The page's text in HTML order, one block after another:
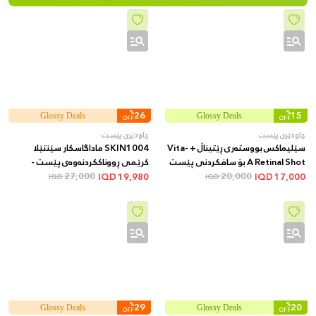
15
%
OFF
Glossy Deals
چاودێری پێست
سێلیماکس بووستەری ڕێتیناڵ + Vita-
A Retinal Shot بۆ سافکردنی پێست
و کەمکردنەوەی کونەکان و هێڵە
17,000
20,000
IQD
26
%
OFF
Glossy Deals
چاودێری پێست
SKIN1004 ماداگاسکار سێنتێلا
کرێمی ڕووناککردنەوەی پێست -
پێست نەمدار و ئارام دەکاتەوە و
پێست و کەمکردنەوەی لکە و
تۆخییەکانی پێست، 75 مل
19,980
27,000
IQD
20
%
OFF
Glossy Deals
29
%
OFF
Glossy Deals